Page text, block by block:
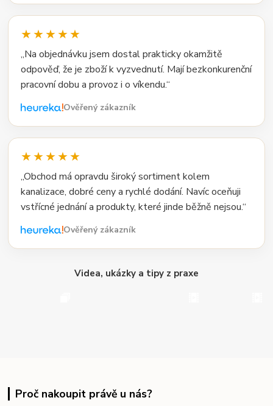
★★★★★
„Na objednávku jsem dostal prakticky okamžitě
odpověď, že je zboží k vyzvednutí. Mají bezkonkurenční
pracovní dobu a provoz i o víkendu.“
Ověřený zákazník
★★★★★
„Obchod má opravdu široký sortiment kolem
kanalizace, dobré ceny a rychlé dodání. Navíc oceňuji
vstřícné jednání a produkty, které jinde běžně nejsou.“
Ověřený zákazník
Videa, ukázky a tipy z praxe
Proč nakoupit právě u nás?